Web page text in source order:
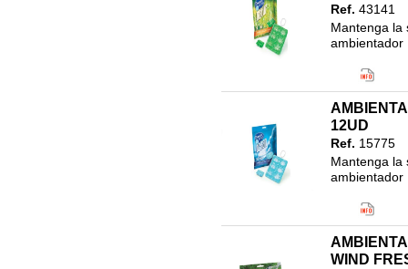
Ref. 43141
Mantenga la
ambientador
12
12UD
Ref. 15775
Mantenga la
ambientador
12
WIND